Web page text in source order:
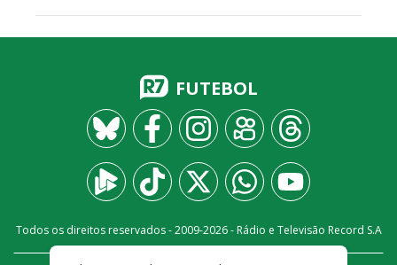
FUTEBOL
Todos os direitos reservados - 2009-2026- Rádio e Televisão Record S.A